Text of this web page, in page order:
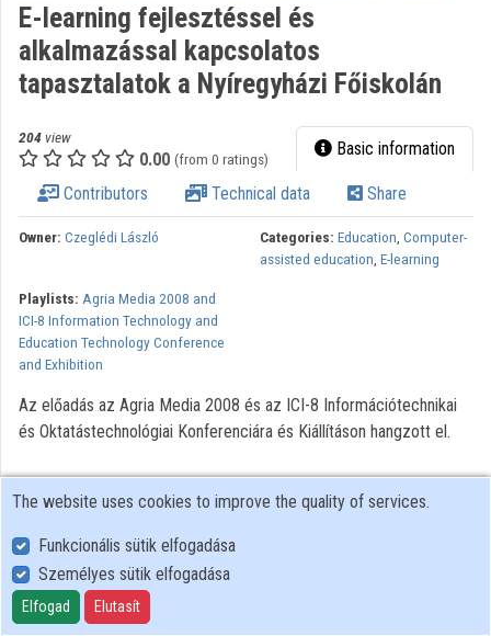
Contributors
Appearance:light
E-learning fejlesztéssel és
alkalmazással kapcsolatos
tapasztalatok a Nyíregyházi Főiskolán
204 view
0.00 (from 0 ratings) Basic information
Contributors Technical data Share
Owner: Czeglédi László Categories: Education, Computer-
assisted education, E-learning
Playlists: Agria Media 2008 and
ICI-8 Information Technology and
Education Technology Conference
and Exhibition
Az előadás az Agria Media 2008 és az ICI-8 Információtechnikai
és Oktatástechnológiai Konferenciára és Kiállításon hangzott el.
User Policy
Adatkezelési tájékoztató (en)
Cookie Policy
The website uses cookies to improve the quality of services.
Funkcionális sütik elfogadása
Személyes sütik elfogadása
Elfogad Elutasít